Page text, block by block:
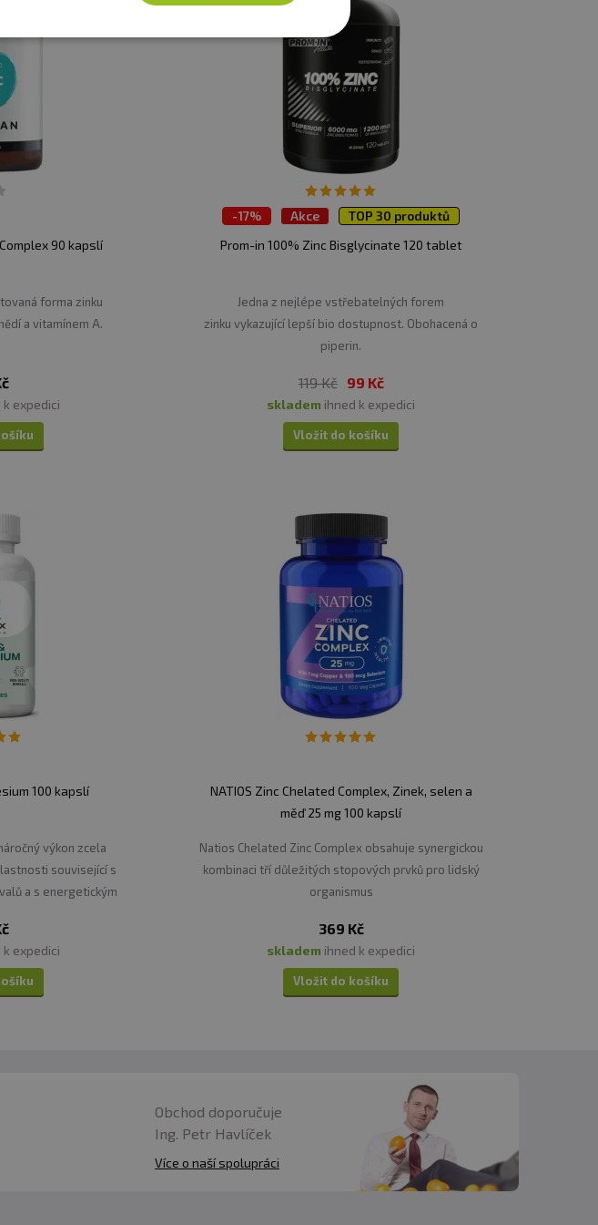
Není náhradou pestré stravy. Nepřekračujte
vhodné pro děti, těhotné a kojící ženy.
slunečnímu záření. Chraňte před mrazem.
a použitím.
tučnězvýrazněny.
90 kapslí
forma zinku
a vitamínem A.
k expedici
-17% Akce
TOP 30 produktů
Prom-in 100% Zinc Bisglycinate 120 tablet
Jedna z nejlépe vstřebatelných forem
zinku vykazující lepší bio dostupnost. Obohacená o
piperin.
119 Kč 99 Kč
skladem ihned k expedici
Vložit do košíku
100 kapslí
výkon zcela
související s
a s energetickým
k expedici
NATIOS Zinc Chelated Complex, Zinek, selen a
měď 25 mg 100 kapslí
Natios Chelated Zinc Complex obsahuje synergickou
kombinaci tří důležitých stopových prvků pro lidský
organismus
369 Kč
skladem ihned k expedici
Vložit do košíku
Obchod doporučuje
Ing. Petr Havlíček
Více o naší spolupráci